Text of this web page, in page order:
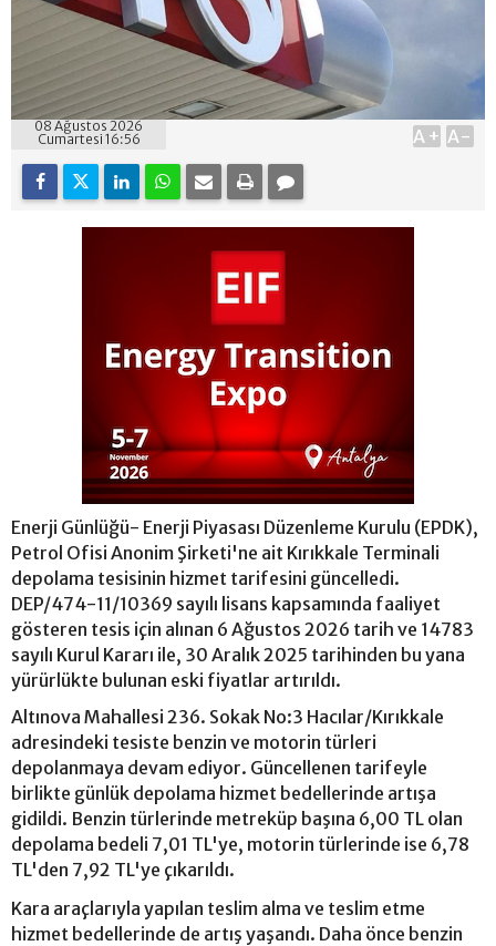
08 Ağustos 2026
Cumartesi 16:56
A+ A-
Enerji Günlüğü- Enerji Piyasası Düzenleme Kurulu (EPDK),
Petrol Ofisi Anonim Şirketi'ne ait Kırıkkale Terminali
depolama tesisinin hizmet tarifesini güncelledi.
DEP/474-11/10369 sayılı lisans kapsamında faaliyet
gösteren tesis için alınan 6 Ağustos 2026 tarih ve 14783
sayılı Kurul Kararı ile, 30 Aralık 2025 tarihinden bu yana
yürürlükte bulunan eski fiyatlar artırıldı.
Altınova Mahallesi 236. Sokak No:3 Hacılar/Kırıkkale
adresindeki tesiste benzin ve motorin türleri
depolanmaya devam ediyor. Güncellenen tarifeyle
birlikte günlük depolama hizmet bedellerinde artışa
gidildi. Benzin türlerinde metreküp başına 6,00 TL olan
depolama bedeli 7,01 TL'ye, motorin türlerinde ise 6,78
TL'den 7,92 TL'ye çıkarıldı.
Kara araçlarıyla yapılan teslim alma ve teslim etme
hizmet bedellerinde de artış yaşandı. Daha önce benzin